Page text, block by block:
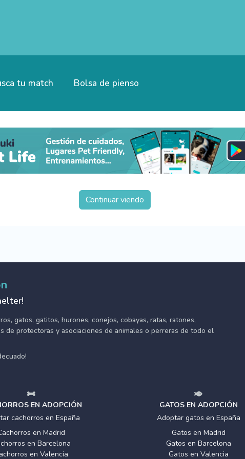
tu match Bolsa de pienso
Continuar viendo
gatos, gatitos, hurones, conejos, cobayas, ratas, ratones,
de protectoras y asociaciones de animales o perreras de todo el
EN ADOPCIÓN
cachorros en España
en Madrid
en Barcelona
en Valencia
GATOS EN ADOPCIÓN
Adoptar gatos en España
Gatos en Madrid
Gatos en Barcelona
Gatos en Valencia